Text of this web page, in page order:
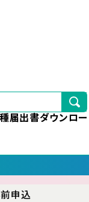
届出書ダウンロー
申込